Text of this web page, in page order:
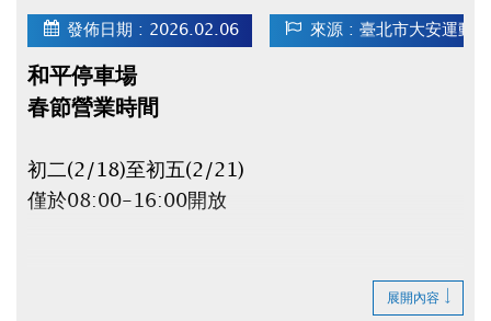
發佈日期 : 2026.02.06 來源 : 臺北市大安運動
和平停車場
春節營業時間
初二(2/18)至初五(2/21)
僅於08:00-16:00開放
● 停車場非營業時間不得進出，場內車輛停車費持
展開內容